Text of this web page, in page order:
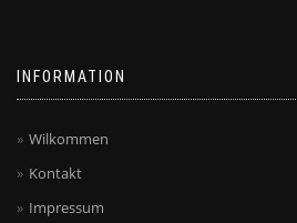
werden
INFORMATION
Wilkommen
Kontakt
Impressum